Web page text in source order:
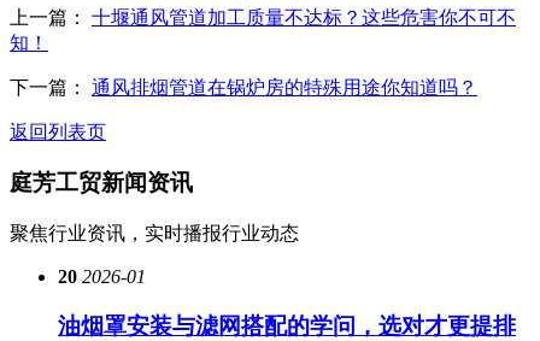
上一篇： 十堰通风管道加工质量不达标？这些危害你不可不
知！
下一篇： 通风排烟管道在锅炉房的特殊用途你知道吗？
返回列表页
庭芳工贸新闻资讯
聚焦行业资讯，实时播报行业动态
20 2026-01
油烟罩安装与滤网搭配的学问，选对才更提排